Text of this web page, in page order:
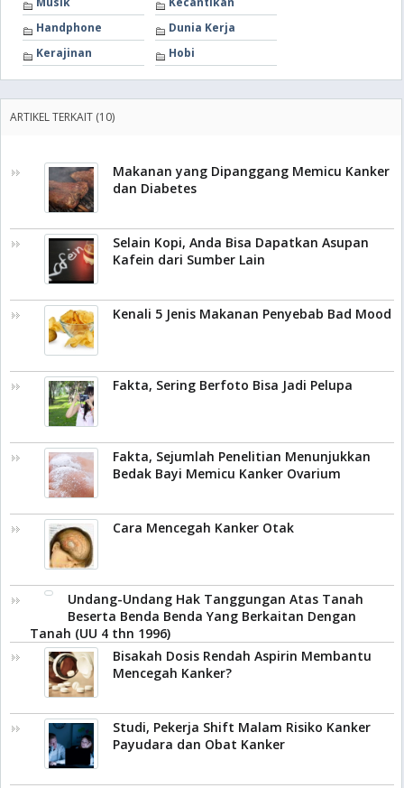
Handphone
Dunia Kerja
Kerajinan
Hobi
ARTIKEL TERKAIT (10)
Makanan yang Dipanggang Memicu Kanker
dan Diabetes
Selain Kopi, Anda Bisa Dapatkan Asupan
Kafein dari Sumber Lain
Kenali 5 Jenis Makanan Penyebab Bad Mood
Fakta, Sering Berfoto Bisa Jadi Pelupa
Fakta, Sejumlah Penelitian Menunjukkan
Bedak Bayi Memicu Kanker Ovarium
Cara Mencegah Kanker Otak
Undang-Undang Hak Tanggungan Atas Tanah
Beserta Benda Benda Yang Berkaitan Dengan
Tanah (UU 4 thn 1996)
Bisakah Dosis Rendah Aspirin Membantu
Mencegah Kanker?
Studi, Pekerja Shift Malam Risiko Kanker
Payudara dan Obat Kanker